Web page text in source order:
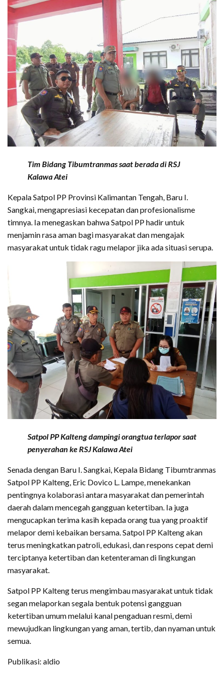
Tim Bidang Tibumtranmas saat berada di RSJ
Kalawa Atei
Kepala Satpol PP Provinsi Kalimantan Tengah, Baru I.
Sangkai, mengapresiasi kecepatan dan profesionalisme
timnya. Ia menegaskan bahwa Satpol PP hadir untuk
menjamin rasa aman bagi masyarakat dan mengajak
masyarakat untuk tidak ragu melapor jika ada situasi serupa.
Satpol PP Kalteng dampingi orangtua terlapor saat
penyerahan ke RSJ Kalawa Atei
Senada dengan Baru I. Sangkai, Kepala Bidang Tibumtranmas
Satpol PP Kalteng, Eric Dovico L. Lampe, menekankan
pentingnya kolaborasi antara masyarakat dan pemerintah
daerah dalam mencegah gangguan ketertiban. Ia juga
mengucapkan terima kasih kepada orang tua yang proaktif
melapor demi kebaikan bersama. Satpol PP Kalteng akan
terus meningkatkan patroli, edukasi, dan respons cepat demi
terciptanya ketertiban dan ketenteraman di lingkungan
masyarakat.
Satpol PP Kalteng terus mengimbau masyarakat untuk tidak
segan melaporkan segala bentuk potensi gangguan
ketertiban umum melalui kanal pengaduan resmi, demi
mewujudkan lingkungan yang aman, tertib, dan nyaman untuk
semua.
Publikasi: aldio